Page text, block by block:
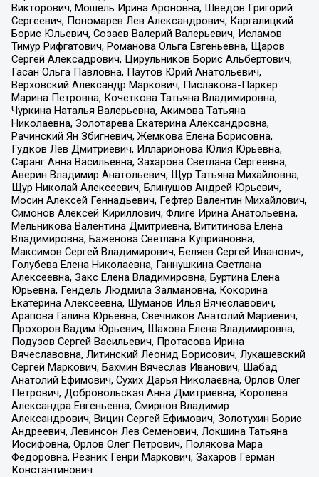
Викторович, Мошель Ирина Ароновна, Шведов Григорий
Сергеевич, Пономарев Лев Александрович, Каргалицкий
Борис Юльевич, Созаев Валерий Валерьевич, Исламов
Тимур Рифгатович, Романова Ольга Евгеньевна, Щаров
Сергей Алексадрович, Цирульников Борис Альбертович,
Гасан Ольга Павловна, Паутов Юрий Анатольевич,
Верховский Александр Маркович, Пислакова-Паркер
Марина Петровна, Кочеткова Татьяна Владимировна,
Чуркина Наталья Валерьевна, Акимова Татьяна
Николаевна, Золотарева Екатерина Александровна,
Рачинский Ян Збигневич, Жемкова Елена Борисовна,
Гудков Лев Дмитриевич, Илларионова Юлия Юрьевна,
Саранг Анна Васильевна, Захарова Светлана Сергеевна,
Аверин Владимир Анатольевич, Щур Татьяна Михайловна,
Щур Николай Алексеевич, Блинушов Андрей Юрьевич,
Мосин Алексей Геннадьевич, Гефтер Валентин Михайлович,
Симонов Алексей Кириллович, Флиге Ирина Анатольевна,
Мельникова Валентина Дмитриевна, Вититинова Елена
Владимировна, Баженова Светлана Куприяновна,
Максимов Сергей Владимирович, Беляев Сергей Иванович,
Голубева Елена Николаевна, Ганнушкина Светлана
Алексеевна, Закс Елена Владимировна, Буртина Елена
Юрьевна, Гендель Людмила Залмановна, Кокорина
Екатерина Алексеевна, Шуманов Илья Вячеславович,
Арапова Галина Юрьевна, Свечников Анатолий Мариевич,
Прохоров Вадим Юрьевич, Шахова Елена Владимировна,
Подузов Сергей Васильевич, Протасова Ирина
Вячеславовна, Литинский Леонид Борисович, Лукашевский
Сергей Маркович, Бахмин Вячеслав Иванович, Шабад
Анатолий Ефимович, Сухих Дарья Николаевна, Орлов Олег
Петрович, Добровольская Анна Дмитриевна, Королева
Александра Евгеньевна, Смирнов Владимир
Александрович, Вицин Сергей Ефимович, Золотухин Борис
Андреевич, Левинсон Лев Семенович, Локшина Татьяна
Иосифовна, Орлов Олег Петрович, Полякова Мара
Федоровна, Резник Генри Маркович, Захаров Герман
Константинович